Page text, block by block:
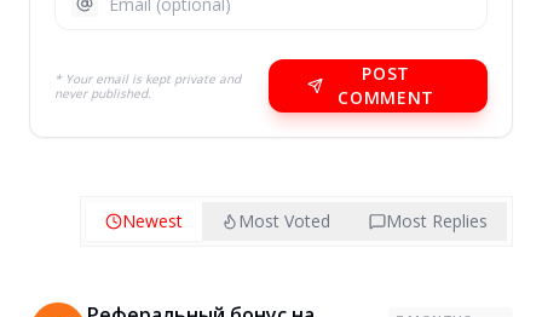
* Your email is kept private and
never published.
POST
COMMENT
Newest Most Voted Most Replies